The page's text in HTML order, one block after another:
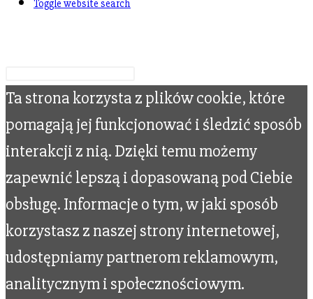
Toggle website search
Ta strona korzysta z plików cookie, które
pomagają jej funkcjonować i śledzić sposób
interakcji z nią. Dzięki temu możemy
zapewnić lepszą i dopasowaną pod Ciebie
obsługę. Informacje o tym, w jaki sposób
korzystasz z naszej strony internetowej,
udostępniamy partnerom reklamowym,
analitycznym i społecznościowym.